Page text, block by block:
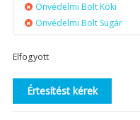
Önvédelmi Bolt Köki
Önvédelmi Bolt Sugár
Elfogyott
Értesítést kérek